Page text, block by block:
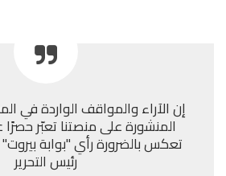
إن الآراء والمواقف الواردة في
المنشورة على منصتنا تعبّر حصرًا
تعكس بالضرورة رأي "بوابة بيروت"
رئيس التحرير